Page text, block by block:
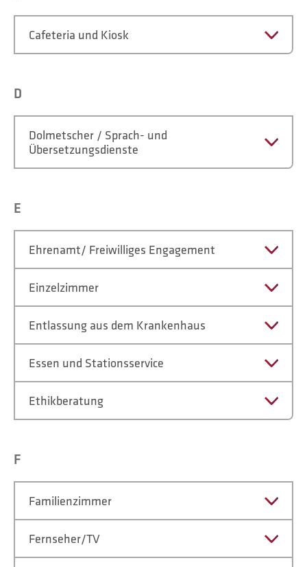
Cafeteria und Kiosk
D
Dolmetscher / Sprach- und
Übersetzungsdienste
E
Ehrenamt/ Freiwilliges Engagement
Einzelzimmer
Entlassung aus dem Krankenhaus
Essen und Stationsservice
Ethikberatung
F
Familienzimmer
Fernseher/TV